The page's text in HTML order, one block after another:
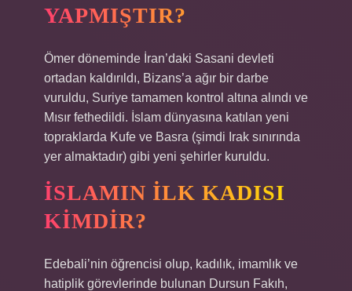
YAPMIŞTIR?
Ömer döneminde İran’daki Sasani devleti
ortadan kaldırıldı, Bizans’a ağır bir darbe
vuruldu, Suriye tamamen kontrol altına alındı ​​ve
Mısır fethedildi. İslam dünyasına katılan yeni
topraklarda Kufe ve Basra (şimdi Irak sınırında
yer almaktadır) gibi yeni şehirler kuruldu.
İSLAMIN ILK KADISI
KIMDIR?
Edebali’nin öğrencisi olup, kadılık, imamlık ve
hatiplik görevlerinde bulunan Dursun Fakıh,